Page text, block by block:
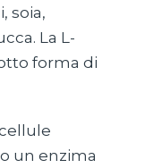
soia,
La L-
forma di
un enzima